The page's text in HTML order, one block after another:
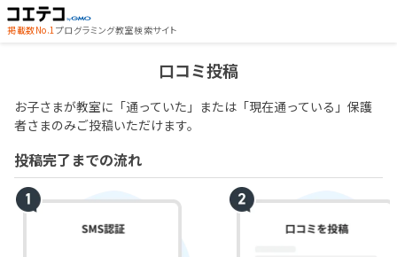
掲載数No.1プログラミング教室検索サイト
口コミ投稿
お子さまが教室に「通っていた」または「現在通っている」保護
者さまのみご投稿いただけます。
投稿完了までの流れ